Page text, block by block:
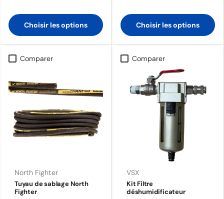
Choisir les options Choisir les options
Comparer
North Fighter
Tuyau de sablage North
Fighter
Comparer
VSX
Kit Filtre
déshumidificateur